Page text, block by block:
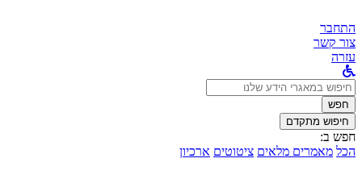
התחבר
צור קשר
עזרה
לחפש
ב:חפש
חיפוש מתקדם
חפש ב:
הכל מאמרים מלאים ציטוטים ארכיון